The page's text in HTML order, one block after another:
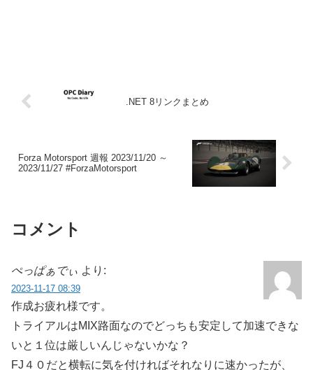
.NET 8リンクまとめ
Forza Motorsport 週報 2023/11/20 ～
2023/11/27 #ForzaMotorsport
コメント
ぺっぱぁでぃ より:
2023-11-17 08:39
作成お疲れ様です。
トライアルはMIX路面なのでどっちも安定して加速できな
いと１位は厳しいんじゃないかな？
FJ４０だと横転に気を付ければそれなりに速かったが、